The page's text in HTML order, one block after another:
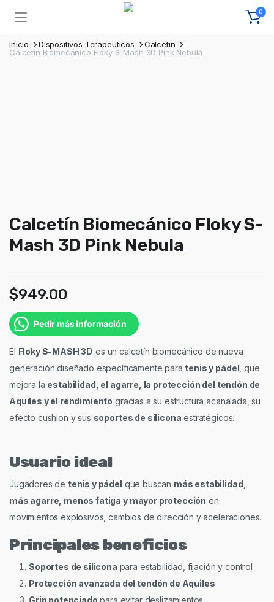
0
Inicio Dispositivos Terapeuticos
Calcetin
Calcetín Biomecánico Floky S-Mash 3D Pink Nebula
Calcetín Biomecánico Floky S-
Mash 3D Pink Nebula
$949.00
Pedir más información
El Floky S-MASH 3D es un calcetín biomecánico de nueva
generación diseñado específicamente para tenis y pádel , que
mejora la estabilidad, el agarre, la protección del tendón de
Aquiles y el rendimiento gracias a su estructura acanalada, su
efecto cushion y sus soportes de silicona estratégicos.
Usuario ideal
Jugadores de tenis y pádel que buscan más estabilidad,
más agarre, menos fatiga y mayor protección en
movimientos explosivos, cambios de dirección y aceleraciones.
Principales beneficios
Soportes de silicona para estabilidad, fijación y control
Protección avanzada del tendón de Aquiles
Grip potenciado para evitar deslizamientos